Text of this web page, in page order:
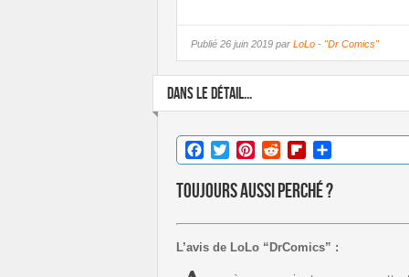
Publié 26 juin 2019 par LoLo - "Dr Comics"
DANS LE DÉTAIL...
Facebook
TwitterPinterestRedditFlipboard
Toujours aussi perché ?
L’avis de LoLo “DrComics” :